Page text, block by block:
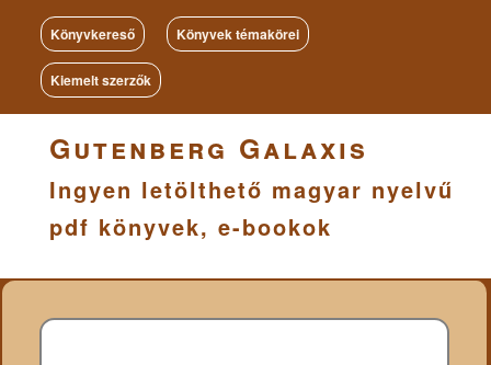
Könyvkereső Könyvek témakörei
Kiemelt szerzők
Gutenberg Galaxis
Ingyen letölthető magyar nyelvű
pdf könyvek, e-bookok